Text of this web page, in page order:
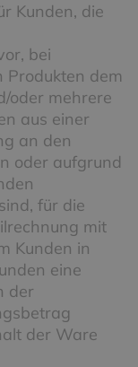
Kunden, die
bei
dem
oder mehrere
aus einer
an den
oder aufgrund
für die
mit
Kunden in
eine
der
der Ware